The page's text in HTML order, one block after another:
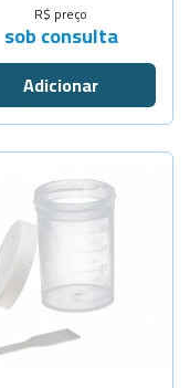
R$ preço
sob consulta